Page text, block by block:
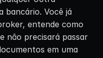
bancário. Você já
entende como
não precisará passar
em uma